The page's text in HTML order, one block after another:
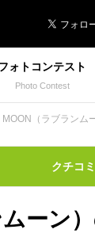
ォトコンテスト
Photo Contest
（ラブランム
クチコミ
ーン